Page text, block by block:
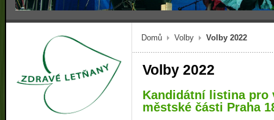
Domů Volby Volby 2022
Volby 2022
Kandidátní listina pro
městské části Praha